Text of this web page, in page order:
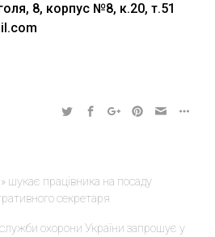
8, корпус №8, к.20, т.51
шукає працівника на посаду
секретаря
охорони України запрошує у